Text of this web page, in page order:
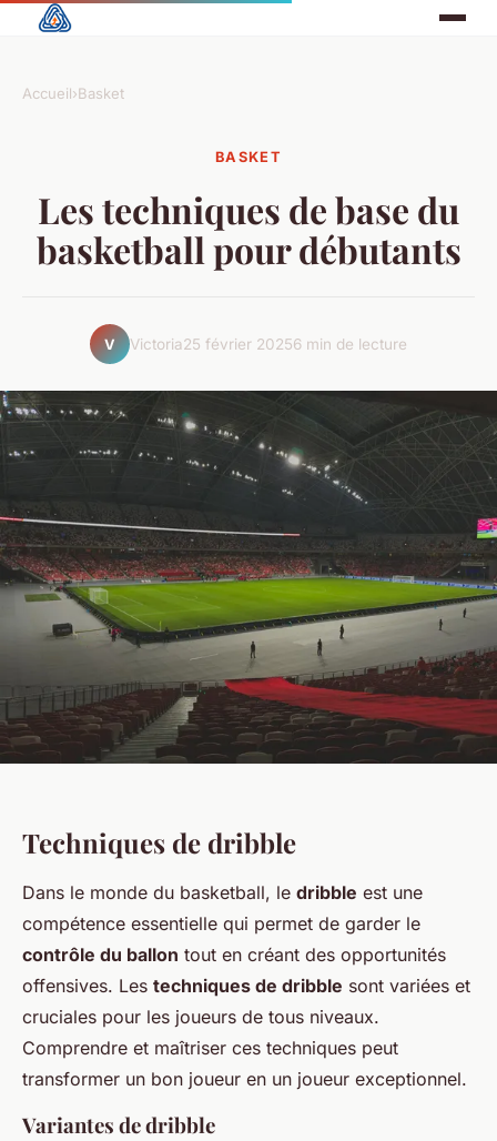
Accueil›Basket
BASKET
Les techniques de base du
basketball pour débutants
V Victoria25 février 20256 min de lecture
Techniques de dribble
Dans le monde du basketball, le dribble est une
compétence essentielle qui permet de garder le
contrôle du ballon tout en créant des opportunités
offensives. Les techniques de dribble sont variées et
cruciales pour les joueurs de tous niveaux.
Comprendre et maîtriser ces techniques peut
transformer un bon joueur en un joueur exceptionnel.
Variantes de dribble